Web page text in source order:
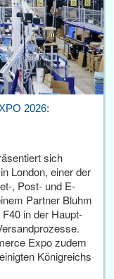
2026:
sich
London, einer der
, Post- und E-
Partner Bluhm
F40 in der Haupt­
Expo zudem
Königreichs